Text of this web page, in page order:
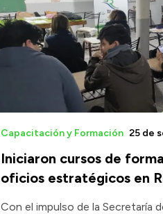
Iniciaron cursos de
oficios estratégicos en
Capacitación y Formación 25 de
Con el impulso de la Secretaría